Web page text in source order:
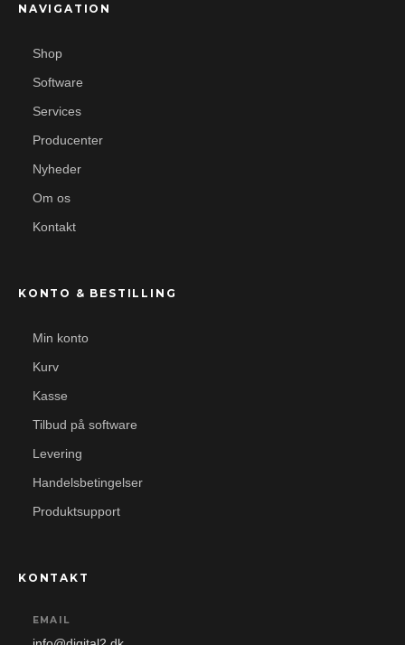
NAVIGATION
Shop
Software
Services
Producenter
Nyheder
Om os
Kontakt
KONTO & BESTILLING
Min konto
Kurv
Kasse
Tilbud på software
Levering
Handelsbetingelser
Produktsupport
KONTAKT
EMAIL